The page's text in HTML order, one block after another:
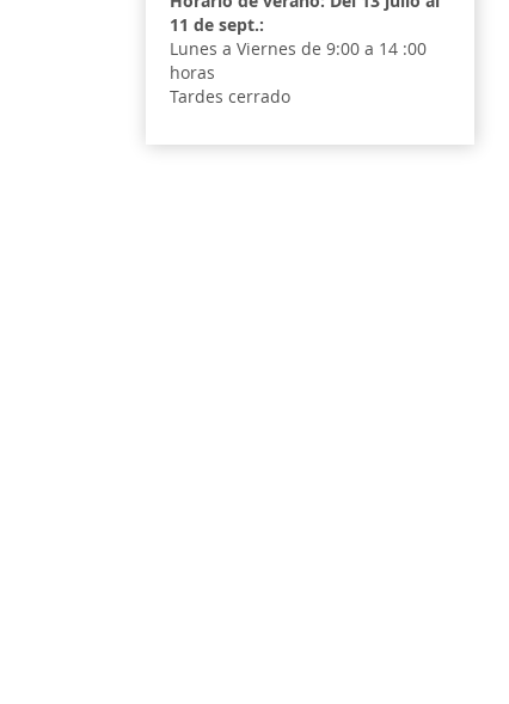
11 de sept.:
Lunes a Viernes de 9:00 a 14 :00
horas
Tardes cerrado